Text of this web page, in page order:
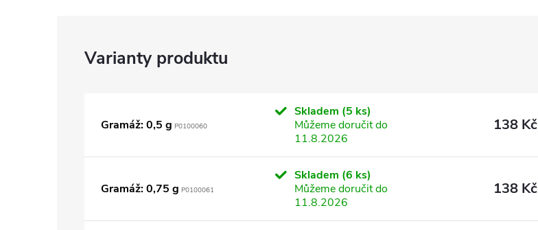
Gramáž: 0,5 g P0100060
Skladem (5 ks)
Můžeme doručit do
11.8.2026
138 Kč
Gramáž: 0,75 g P0100061
Skladem (6 ks)
Můžeme doručit do
11.8.2026
138 Kč